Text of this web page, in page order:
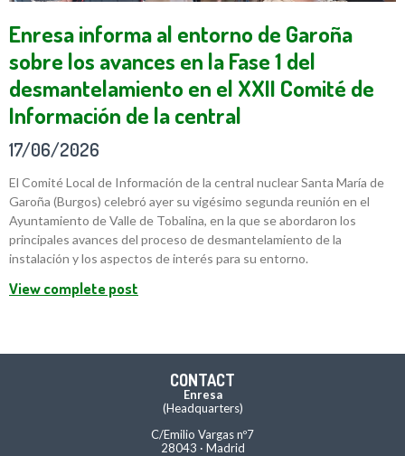
Enresa informa al entorno de Garoña
sobre los avances en la Fase 1 del
desmantelamiento en el XXII Comité de
Información de la central
17/06/2026
El Comité Local de Información de la central nuclear Santa María de
Garoña (Burgos) celebró ayer su vigésimo segunda reunión en el
Ayuntamiento de Valle de Tobalina, en la que se abordaron los
principales avances del proceso de desmantelamiento de la
instalación y los aspectos de interés para su entorno.
View complete post
CONTACT
Enresa
(Headquarters)
C/Emilio Vargas nº7
28043 · Madrid